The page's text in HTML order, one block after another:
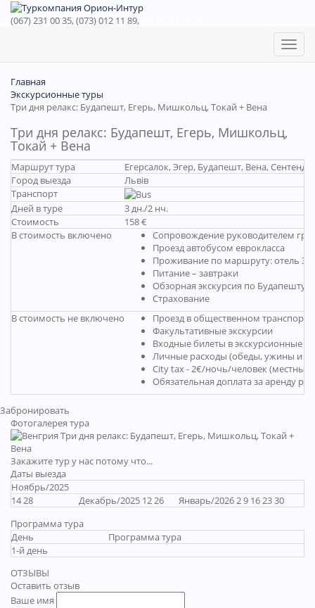
(067) 231 00 35, (073) 012 11 89,
Toggle
Главная
Экскурсионные туры
Три дня релакс: Будапешт, Егерь, Мишкольц, Токай + Вена
Три дня релакс: Будапешт, Егерь, Мишкольц,
Токай + Вена
Маршрут тура
Егерсалок, Эгер, Будапешт, Вена,
Город выезда
Львів
Транспорт
Дней в туре
3 дн./2 нч.
Стоимость
158 €
В стоимость включено
Сопровождение руководителем
Проезд автобусом еврокласса
Проживание по маршруту: отель 3*
Питание – завтраки
Обзорная экскурсия по Будапешту
Страхование
В стоимость не включено
Проезд в общественном транспорте
Факультативные экскурсии
Входные билеты в экскурсионные
Личные расходы (обеды, ужины и
City tax - 2€/ночь/человек (местный
Обязательная доплата за аренду
Забронировать
Фотогалерея тура
Закажите тур у нас потому что...
Даты выезда
Ноябрь/2025
14 28
Декабрь/2025 12 26
Январь/2026 2 9 16 23 30
Программа тура
День
Программа тура
1-й день
ОТЗЫВЫ
Оставить отзыв
Ваше имя